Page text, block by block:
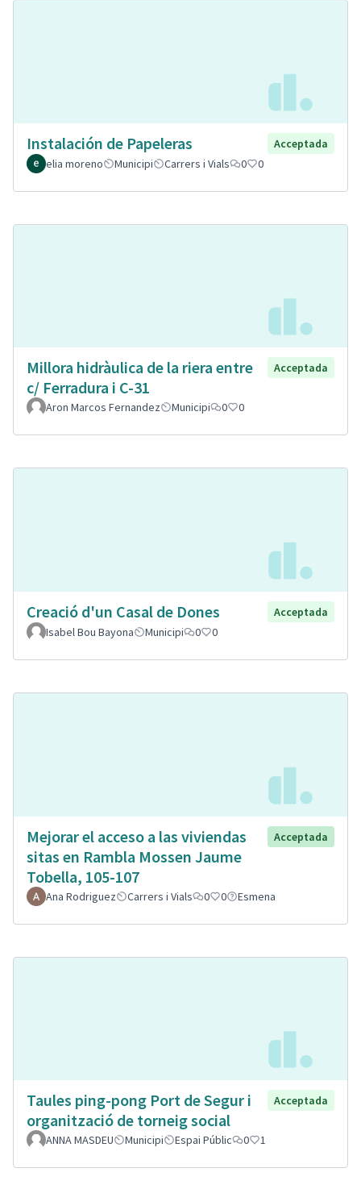
Instalación de Papeleras
Acceptada
elia moreno
Municipi Carrers i Vials 0 0
Millora hidràulica de la riera entre
c/ Ferradura i C-31
Acceptada
Aron Marcos Fernandez Municipi 0 0
Creació d'un Casal de Dones
Acceptada
Isabel Bou Bayona
Municipi 0 0
Mejorar el acceso a las viviendas
sitas en Rambla Mossen Jaume
Tobella, 105-107
Acceptada
Ana Rodriguez Carrers i Vials 0 0 Esmena
Taules ping-pong Port de Segur i
organització de torneig social
Acceptada
ANNA MASDEU Municipi Espai Públic 0 1